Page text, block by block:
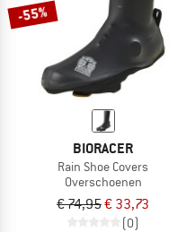
-55%
BIORACER
Rain Shoe Covers
Overschoenen
€ 74,95€ 33,73
(0)